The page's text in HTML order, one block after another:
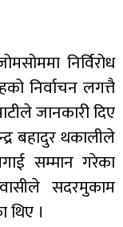
निर्विरोध
निर्वाचन लगत्तै
जानकारी दिए
बहादुर थकालीले
सम्मान गरेका
सदरमुकाम
।